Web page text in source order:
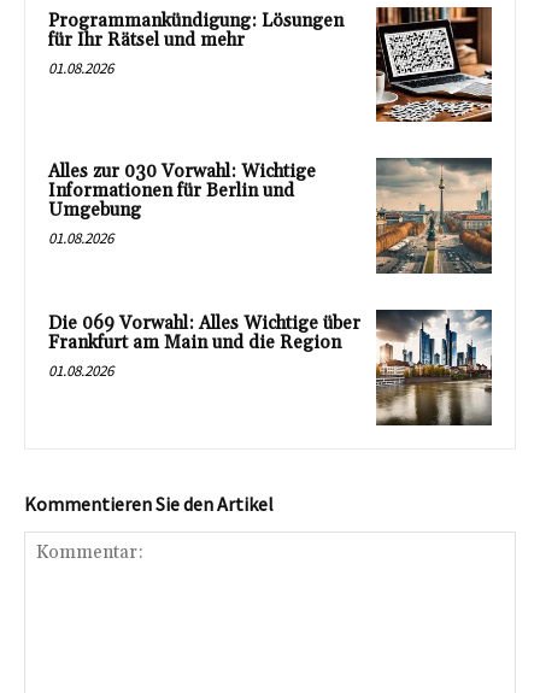
Programmankündigung: Lösungen
für Ihr Rätsel und mehr
01.08.2026
Alles zur 030 Vorwahl: Wichtige
Informationen für Berlin und
Umgebung
01.08.2026
Die 069 Vorwahl: Alles Wichtige über
Frankfurt am Main und die Region
01.08.2026
Kommentieren Sie den Artikel